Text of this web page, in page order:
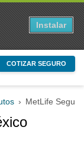
COTIZAR SEGURO
› MetLife
Instalar